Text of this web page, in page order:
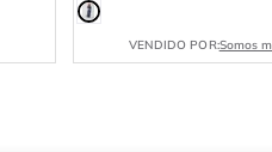
VENDIDO POR:Somos